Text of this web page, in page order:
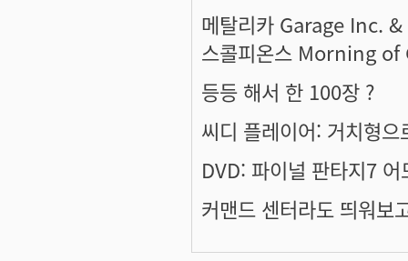
메탈리카 Garage Inc.
스콜피온스 Morning
등등 해서 한 100장 ?
씨디 플레이어: 거치형
DVD: 파이널 판타지7
커맨드 센터라도 띄워보